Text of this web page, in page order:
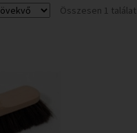
Összesen 1 találat